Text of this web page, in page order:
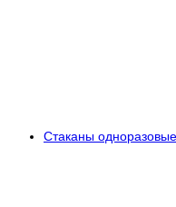
Стаканы одноразовые